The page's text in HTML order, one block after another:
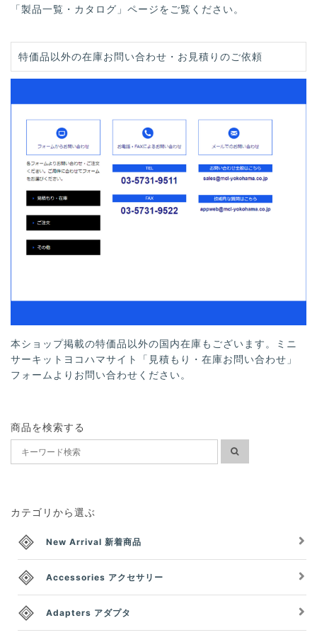
「製品一覧・カタログ」ページをご覧ください。
特価品以外の在庫お問い合わせ・お見積りのご依頼
本ショップ掲載の特価品以外の国内在庫もございます。ミニ
サーキットヨコハマサイト「見積もり・在庫お問い合わせ」
フォームよりお問い合わせください。
商品を検索する
カテゴリから選ぶ
New Arrival 新着商品
Accessories アクセサリー
Adapters アダプタ